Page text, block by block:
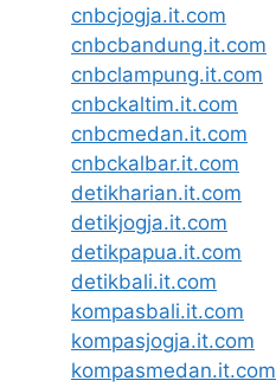
cnbcjogja.it.com
cnbcbandung.it.com
cnbclampung.it.com
cnbckaltim.it.com
cnbcmedan.it.com
cnbckalbar.it.com
detikharian.it.com
detikjogja.it.com
detikpapua.it.com
detikbali.it.com
kompasbali.it.com
kompasjogja.it.com
kompasmedan.it.com